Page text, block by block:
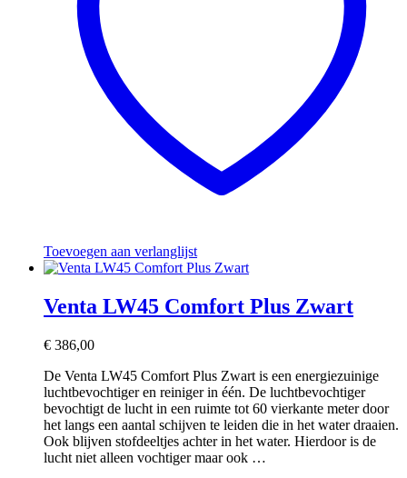
Toevoegen aan verlanglijst
Venta LW45 Comfort Plus Zwart
€ 386,00
De Venta LW45 Comfort Plus Zwart is een energiezuinige
luchtbevochtiger en reiniger in één. De luchtbevochtiger
bevochtigt de lucht in een ruimte tot 60 vierkante meter door
het langs een aantal schijven te leiden die in het water draaien.
Ook blijven stofdeeltjes achter in het water. Hierdoor is de
lucht niet alleen vochtiger maar ook …